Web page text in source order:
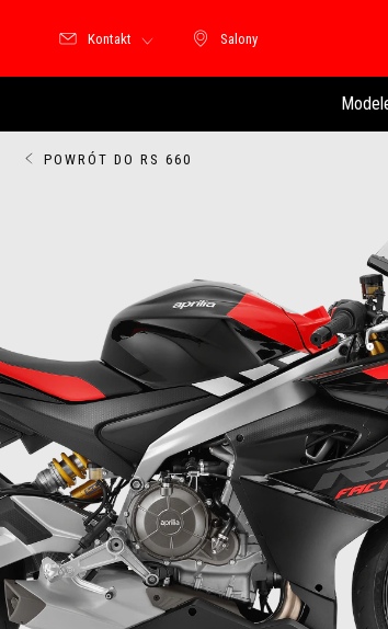
Salony
Salony
Kontakt
POWRÓT DO RS 660